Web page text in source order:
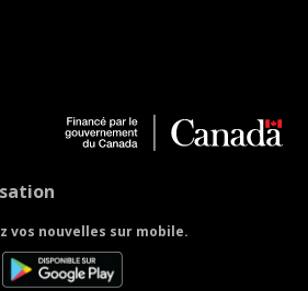
vos nouvelles sur mobile.